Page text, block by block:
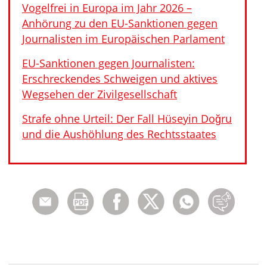
Vogelfrei in Europa im Jahr 2026 –
Anhörung zu den EU-Sanktionen gegen
Journalisten im Europäischen Parlament
EU-Sanktionen gegen Journalisten:
Erschreckendes Schweigen und aktives
Wegsehen der Zivilgesellschaft
Strafe ohne Urteil: Der Fall Hüseyin Doğru
und die Aushöhlung des Rechtsstaates